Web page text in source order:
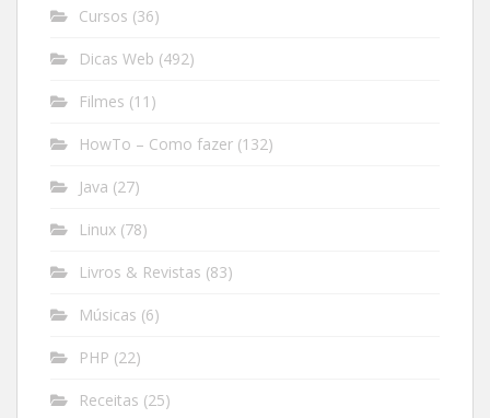
Cursos (36)
Dicas Web (492)
Filmes (11)
HowTo – Como fazer (132)
Java (27)
Linux (78)
Livros & Revistas (83)
Músicas (6)
PHP (22)
Receitas (25)